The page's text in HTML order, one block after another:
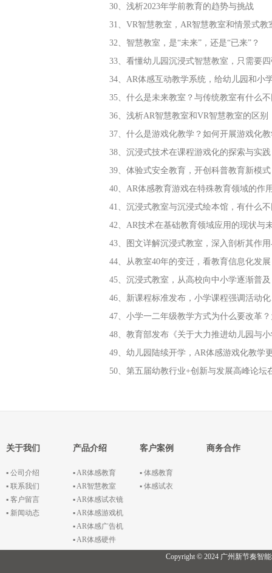
30、浅析2023年学前教育的趋势与挑战
31、VR智慧教室，AR智慧教室和情景式教
32、智慧教室，是“未来”，还是“已来”？
33、看懂幼儿园沉浸式智慧教室，只需要
34、AR体感互动教学系统，给幼儿园和小
35、什么是未来教室？与传统教室有什么
36、浅析AR智慧教室和VR智慧教室的区别
37、什么是游戏化教学？如何开展游戏化
38、沉浸式技术在课程游戏化的探索与实践
39、体验式安全教育，开创科普教育新模式
40、AR体感教育游戏在特殊教育领域的作
41、沉浸式教室与沉浸式绘本馆，有什么
42、AR技术在基础教育领域应用的现状与
43、图文详解沉浸式教室，深入剖析其作
44、从教室40年的变迁，看教育信息化发展
45、沉浸式教室，从高校向中小学逐渐普及
46、新课程标准发布，小学课程强调活动
47、小学一二年级教学方式为什么要改革
48、教育部发布《关于大力推进幼儿园与
49、幼儿园陆续开学，AR体感游戏化教学
50、第五届幼教行业+创新与发展高峰论坛
关于我们
▪ 公司介绍
▪ 联系我们
▪ 客户留言
▪ 新闻动态
产品介绍
▪ AR体感教育
▪ AR智慧教室
▪ AR体感试衣镜
▪ AR体感游戏机
▪ AR体感广告机
▪ AR体感硬件
客户案例
▪ 体感教育
▪ 体感试衣
商务合作
Copyright © 2024 广州新节奏智